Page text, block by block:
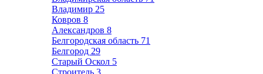
Владимир 25
Ковров 8
Александров 8
Белгородская область 71
Белгород 29
Старый Оскол 5
Строитель 3